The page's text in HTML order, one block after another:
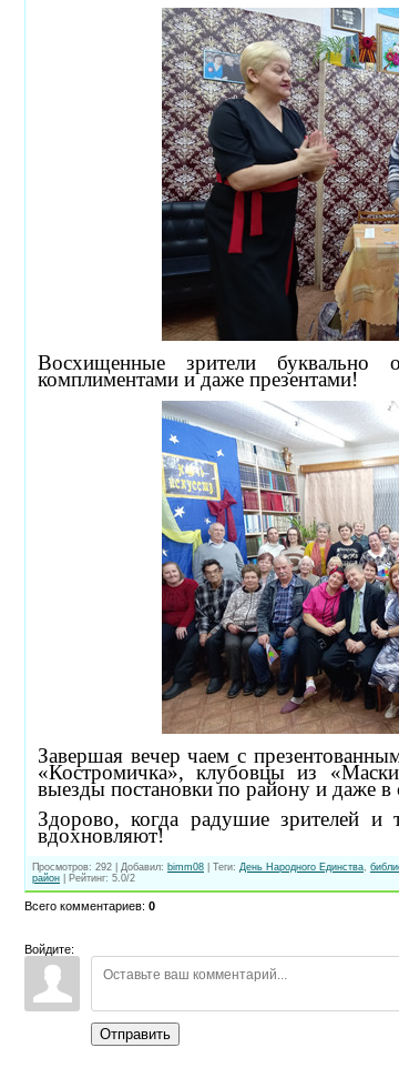
Восхищенные зрители буквально
комплиментами и даже презентами!
Завершая вечер чаем с
«Костромичка», клубовцы из
выезды постановки по району и даже в
Здорово, когда радушие зрителей и
вдохновляют!
Просмотров: 292 Добавил: bimm08 Теги: День Народного Единства,
район
Рейтинг: 5.0/2
Всего комментариев: 0
Войдите:
Отправить